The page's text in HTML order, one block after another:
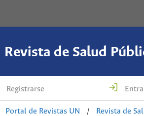
Revista de Salud
Registrarse
Portal de Revistas UN /
Revista de